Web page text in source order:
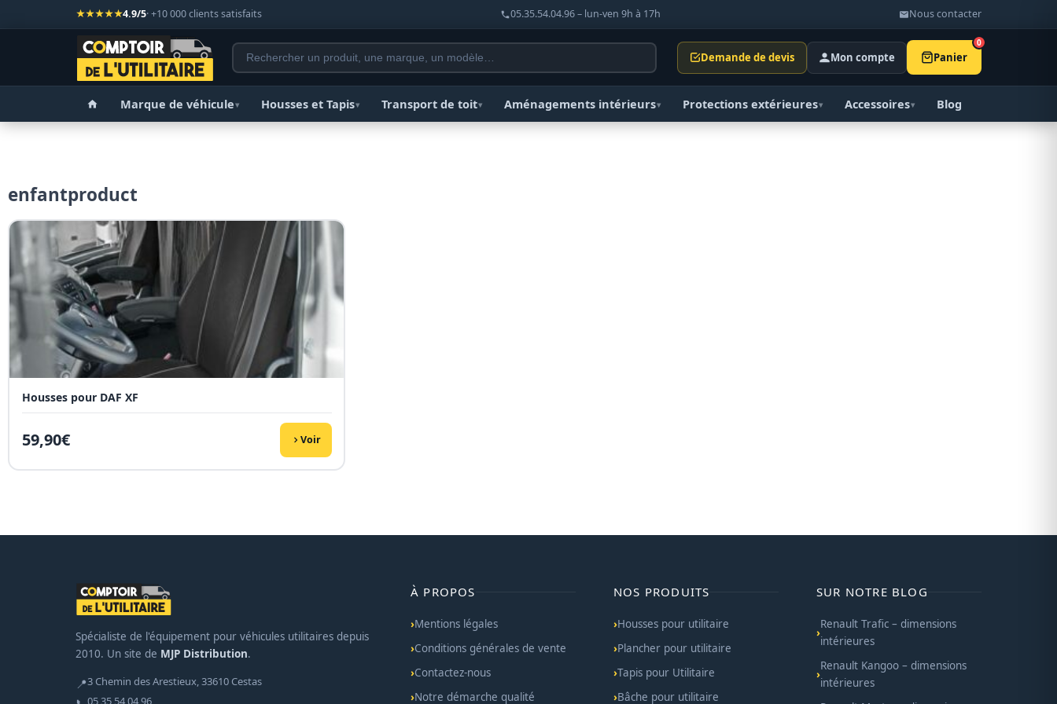
★★★★★4.9/5· +10 000 clients satisfaits 05.35.54.04.96 – lun-ven 9h à 17h Nous contacter
Demande de devis Mon compte Panier
0
Marque de véhicule▾ Housses et Tapis▾ Transport de toit▾ Aménagements intérieurs▾ Protections extérieures▾ Accessoires▾ Blog
enfantproduct
Housses pour DAF XF
59,90€ Voir
Spécialiste de l'équipement pour véhicules utilitaires depuis
2010. Un site de MJP Distribution.
📍3 Chemin des Arestieux, 33610 Cestas
05 35 54 04 96
À PROPOS
Mentions légales
Conditions générales de vente
Contactez-nous
Notre démarche qualité
NOS PRODUITS
Housses pour utilitaire
Plancher pour utilitaire
Tapis pour Utilitaire
Bâche pour utilitaire
SUR NOTRE BLOG
Renault Trafic – dimensions
intérieures
Renault Kangoo – dimensions
intérieures